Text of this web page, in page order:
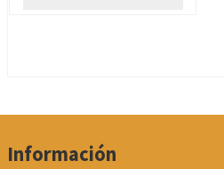
Información